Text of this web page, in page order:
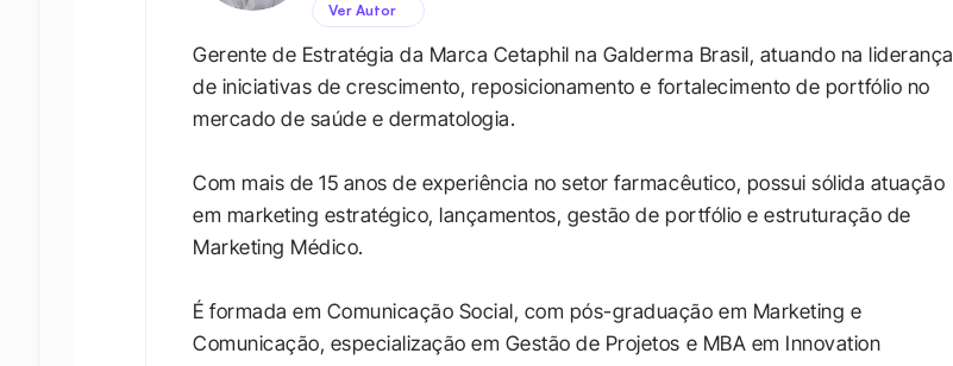
Ver Autor
Gerente de Estratégia da Marca Cetaphil na Galderma Brasil, atuando na liderança
de iniciativas de crescimento, reposicionamento e fortalecimento de portfólio no
mercado de saúde e dermatologia.
Com mais de 15 anos de experiência no setor farmacêutico, possui sólida atuação
em marketing estratégico, lançamentos, gestão de portfólio e estruturação de
Marketing Médico.
É formada em Comunicação Social, com pós-graduação em Marketing e
Comunicação, especialização em Gestão de Projetos e MBA em Innovation